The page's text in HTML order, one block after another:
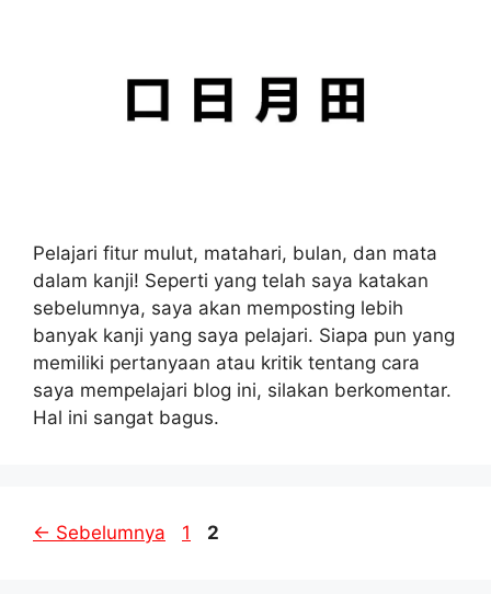
Pelajari fitur mulut, matahari, bulan, dan mata
dalam kanji! Seperti yang telah saya katakan
sebelumnya, saya akan memposting lebih
banyak kanji yang saya pelajari. Siapa pun yang
memiliki pertanyaan atau kritik tentang cara
saya mempelajari blog ini, silakan berkomentar.
Hal ini sangat bagus.
← Sebelumnya Halaman
1 Halaman
2